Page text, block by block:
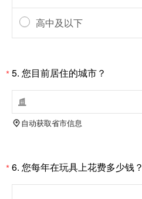
高中及以下
*5. 您目前居住的城市？

自动获取省市信息
*6. 您每年在玩具上花费多少钱？